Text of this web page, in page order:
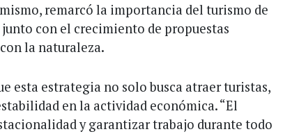
remarcó la importancia del turismo de
con el crecimiento de propuestas
la naturaleza.
esta estrategia no solo busca atraer turistas,
en la actividad económica. “El
y garantizar trabajo durante todo